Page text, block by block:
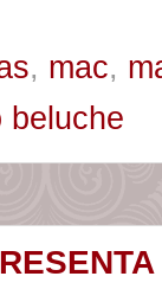
, mac,
beluche